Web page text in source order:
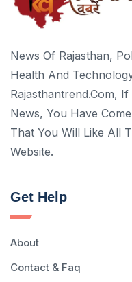
News Of Rajasthan,
Health And
Rajasthantrend.com,
News, You Have
That You Will Like All
Website.
Get Help
About
Contact & Faq